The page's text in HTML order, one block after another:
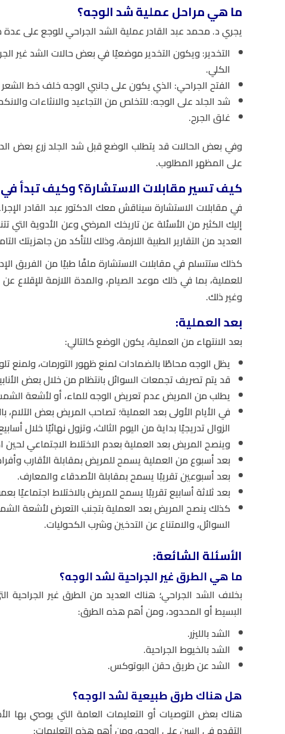
ما هي مراحل عملية شد الوجه؟
يجري د. محمد عبد القادر عملية الشد الجراحي للوجع على
التخدير: ويكون التخدير موضعيًا في بعض حالات الشد غير
الكلي.
الفتح الجراحي: الذي يكون على جانبي الوجه خلف خط الشعر
شد الجلد على الوجه: للتخلص من التجاعيد والانثاءات
غلق الجرح.
وفي بعض الحالات قد يتطلب الوضع قبل شد الجلد زرع
على المظهر المطلوب.
كيف تسير مقابلات الاستشارة؟ وكيف تبدأ في
في مقابلات الاستشارة سيناقش معك الدكتور عبد القادر
إليك الكثير من الأسئلة عن تاريخك المرضي وعن الأدوية التي
العديد من التقارير الطبية اللازمة، وذلك للتأكد من جاهزيتك
كذلك ستتسلم في مقابلات الاستشارة ملفًا طبيًا من الفريق
للعملية، بما في ذلك موعد الصيام، والمدة اللازمة للإقلاع
وغير ذلك.
بعد العملية:
بعد الانتهاء من العملية، يكون الوضع كالتالي:
يظل الوجه محاطًا بالضمادات لمنع ظهور التورمات، ولمنع
قد يتم تصريف تجمعات السوائل بانتظام من خلال بعض
يطلب من المريض عدم تعريض الوجه للماء، أو لأشعة
في الأيام الأولى بعد العملية؛ تصاحب المريض بعض
الزوال تدريجيًا بداية من اليوم الثالث، وتزول نهائيًا خلال
وينصح المريض بعد العملية بعدم الاختلاط الاجتماعي لحين
بعد أسبوع من العملية يسمح للمريض بمقابلة الأقارب
بعد أسبوعين تقريبًا يسمح بمقابلة الأصدقاء والمعارف.
بعد ثلاثة أسابيع تقريبًا يسمح للمريض بالاختلاط اجتماعيًا
كذلك ينصح المريض بعد العملية بتجنب التعرض لأشعة
السوائل، والامتناع عن التدخين وشرب الكحوليات.
الأسئلة الشائعة:
ما هي الطرق غير الجراحية لشد الوجه؟
بخلاف الشد الجراحي؛ هناك العديد من الطرق غير
البسيط أو المحدود، ومن أهم هذه الطرق:
الشد بالليزر.
الشد بالخيوط الجراحية.
الشد عن طريق حقن البوتوكس.
هل هناك طرق طبيعية لشد الوجه؟
هناك بعض التوصيات أو التعليمات العامة التي يوصي بها
التقدم في السن على الوجه، ومن أهم هذه التعليمات: